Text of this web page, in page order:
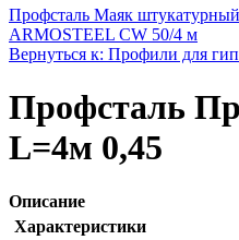
Профсталь Маяк
ARMOSTEEL CW 50/4 м
Вернуться к: Профили для
Профсталь
L=4м 0,45
Описание
Характеристики